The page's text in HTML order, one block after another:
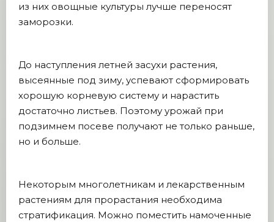
из них овощные культуры лучше переносят
заморозки.
До наступления летней засухи растения,
высеянные под зиму, успевают сформировать
хорошую корневую систему и нарастить
достаточно листьев. Поэтому урожай при
подзимнем посеве получают не только раньше,
но и больше.
Некоторым многолетникам и лекарственным
растениям для прорастания необходима
стратификация. Можно поместить намоченные